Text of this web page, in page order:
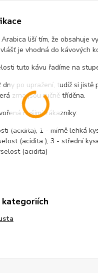
liší tím, že obsahuje
je vhodná do kávových
tuto kávu řadíme na
dny po upražení, tudíž si jistě
zrna jsou ručně tříděna.
našimi zákazníky:
(acidita), 1 - mírně lehká
(acidita ), 3 - střední
(acidita)
kategoriích